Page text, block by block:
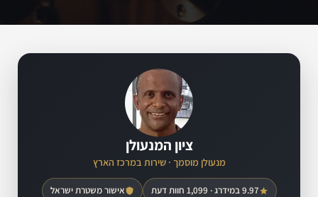
ציון המנעולן
מנעולן מוסמך · שירות במרכז הארץ
9.97 במידרג · 1,099 חוות דעת אישור משטרת ישראל